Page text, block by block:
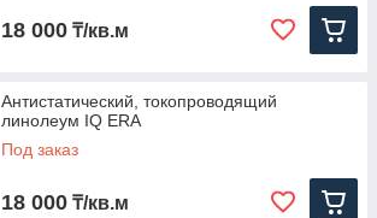
18 000 ₸/кв.м
Антистатический, токопроводящий
линолеум IQ ERA
Под заказ
18 000 ₸/кв.м